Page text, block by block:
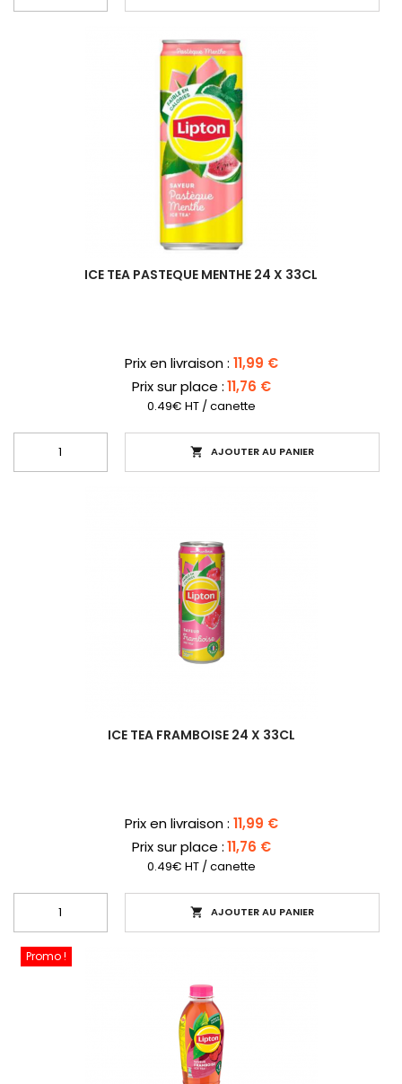
ICE TEA PASTEQUE MENTHE 24 X 33CL
Prix
Prix en livraison : 11,99 €
Prix sur place :11,76 €
0.49€ HT / canette
 AJOUTER AU PANIER
ICE TEA FRAMBOISE 24 X 33CL
Prix
Prix en livraison : 11,99 €
Prix sur place :11,76 €
0.49€ HT / canette
 AJOUTER AU PANIER
Promo !